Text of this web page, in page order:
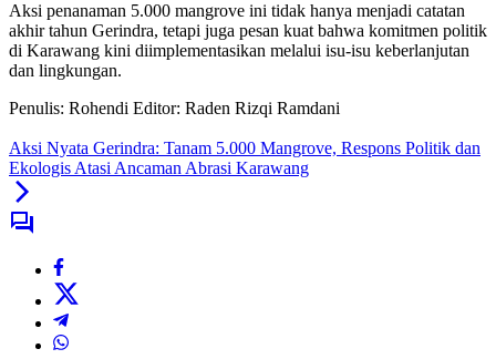
Aksi penanaman 5.000 mangrove ini tidak hanya menjadi catatan
akhir tahun Gerindra, tetapi juga pesan kuat bahwa komitmen politik
di Karawang kini diimplementasikan melalui isu-isu keberlanjutan
dan lingkungan.
Penulis: Rohendi Editor: Raden Rizqi Ramdani
Aksi Nyata Gerindra: Tanam 5.000 Mangrove, Respons Politik dan
Ekologis Atasi Ancaman Abrasi Karawang